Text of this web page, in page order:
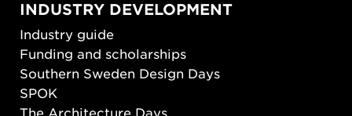
INDUSTRY DEVELOPMENT
Industry guide
Funding and scholarships
Southern Sweden Design Days
SPOK
The Architecture Days